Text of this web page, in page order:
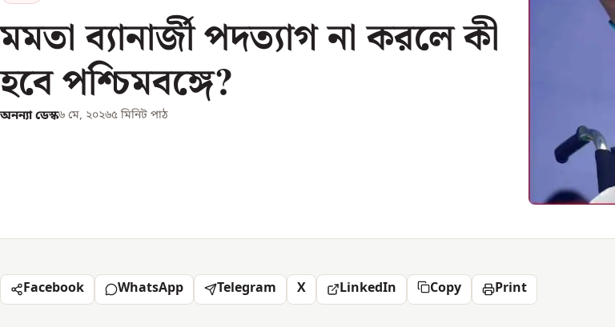
মমতা ব্যানার্জী পদত্যাগ না করলে কী
হবে পশ্চিমবঙ্গে?
অনন্যা ডেস্ক৬ মে, ২০২৬৫ মিনিট পাঠ
Facebook WhatsApp Telegram X LinkedIn Copy Print